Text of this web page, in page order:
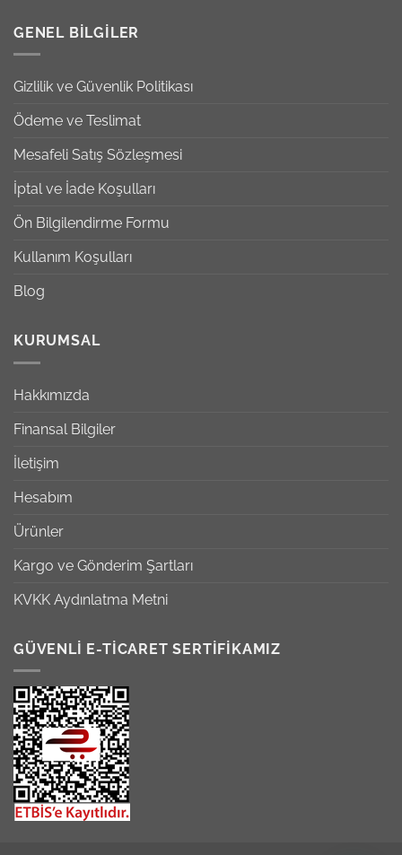
GENEL BILGILER
Gizlilik ve Güvenlik Politikası
Ödeme ve Teslimat
Mesafeli Satış Sözleşmesi
İptal ve İade Koşulları
Ön Bilgilendirme Formu
Kullanım Koşulları
Blog
KURUMSAL
Hakkımızda
Finansal Bilgiler
İletişim
Hesabım
Ürünler
Kargo ve Gönderim Şartları
KVKK Aydınlatma Metni
GÜVENLİ E-TİCARET SERTİFİKAMIZ